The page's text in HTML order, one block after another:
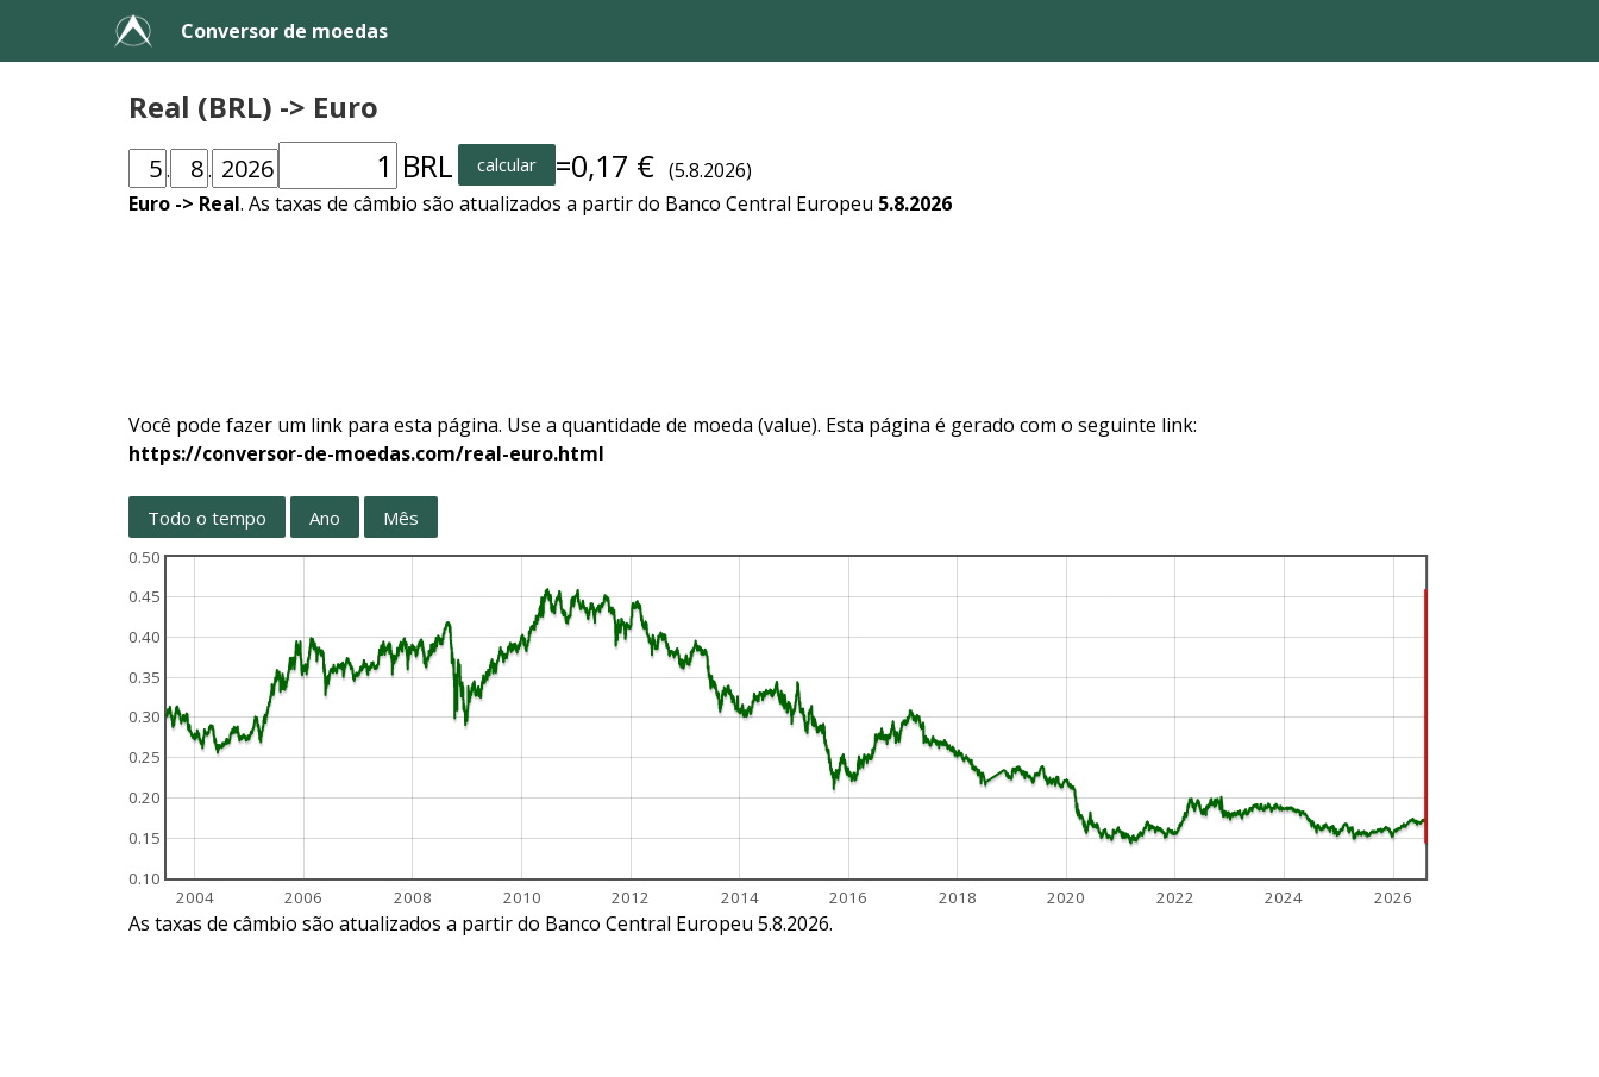
Conversor de moedas
Real (BRL) -> Euro
. . BRL calcular =0,17 € (5.8.2026)
Euro -> Real. As taxas de câmbio são atualizados a partir do Banco Central Europeu 5.8.2026
Você pode fazer um link para esta página. Use a quantidade de moeda (value). Esta página é gerado com o seguinte link:
https://conversor-de-moedas.com/real-euro.html
Todo o tempo Ano Mês
2004 2006 2008 2010 2012 2014 2016 2018 2020 2022 2024 2026
0.10
0.15
0.20
0.25
0.30
0.35
0.40
0.45
0.50
As taxas de câmbio são atualizados a partir do Banco Central Europeu 5.8.2026.